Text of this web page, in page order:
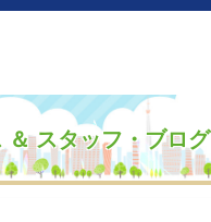
＆ スタッフ・ブログ